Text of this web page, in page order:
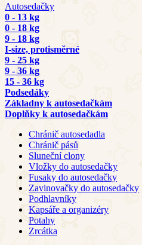
Autosedačky
0 - 13 kg
0 - 18 kg
9 - 18 kg
I-size, protisměrné
9 - 25 kg
9 - 36 kg
15 - 36 kg
Podsedáky
Základny k autosedačkám
Doplňky k autosedačkám
Chránič autosedadla
Chránič pásů
Sluneční clony
Vložky do autosedačky
Fusaky do autosedačky
Zavinovačky do autosedačky
Podhlavníky
Kapsáře a organizéry
Potahy
Zrcátka